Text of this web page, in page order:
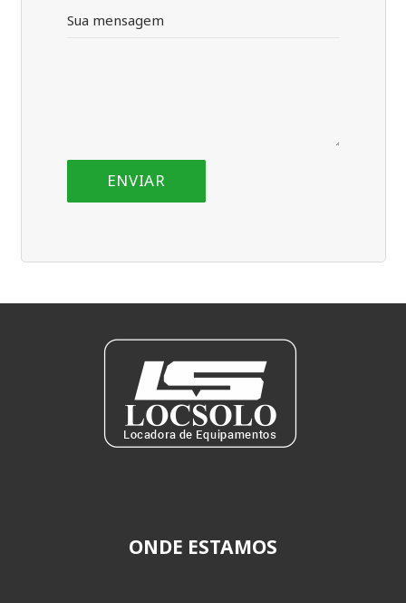
Sua mensagem
ONDE ESTAMOS